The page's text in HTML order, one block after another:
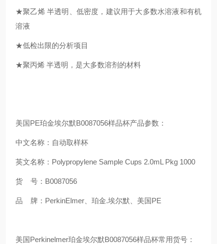
★聚乙烯 半透明、低密度，建议用于大多数水溶液和有机
溶液
★低检出限的分析项目
★聚丙烯 半透明，是大多数溶剂的材料
美国PE珀金埃尔默B0087056样品杯产品参数：
中文名称：自动取样杯
英文名称：Polypropylene Sample Cups 2.0mL Pkg 1000
货 号：B0087056
品 牌：PerkinElmer、珀金.埃尔默、美国PE
美国Perkinelmer珀金埃尔默B0087056样品杯常用货号：